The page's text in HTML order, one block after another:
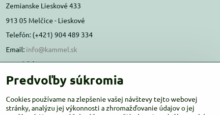
Zemianske Lieskové 433
913 05 Melčice - Lieskové
Telefón: (+421) 904 489 334
Email: info@kammel.sk
Prevádzka:
Administratívna budova PD Melčice
Otváracie hodiny:PO-ŠT 8:00 - 16:00
Predvoľby súkromia
Cookies používame na zlepšenie vašej návštevy tejto webovej
stránky, analýzu jej výkonnosti a zhromažďovanie údajov o jej